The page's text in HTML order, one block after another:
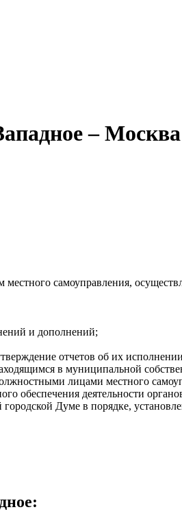
– Москва
самоуправления,
и дополнений;
отчетов об их
в муниципальной
лицами местного
обеспечения деятельности
Думе в порядке,
Москвы, Комиссию по
: